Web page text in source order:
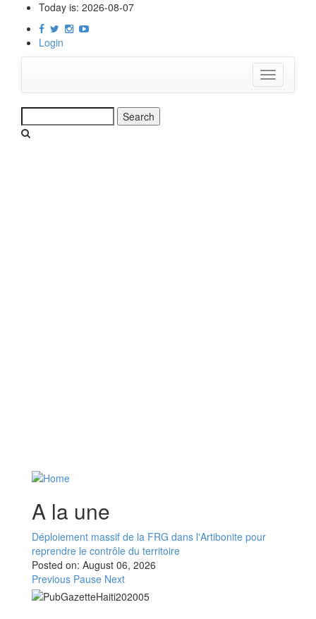
content
Today is: 2026-08-07
Login
Toggle
navigation
A la une
Déploiement massif de la FRG dans l'Artibonite pour
reprendre le contrôle du territoire
Posted on: August 06, 2026
Previous Pause Next